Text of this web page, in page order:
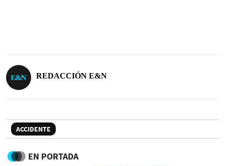
REDACCIÓN E&N
ACCIDENTE
EN PORTADA